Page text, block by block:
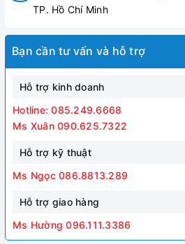
TP. Hồ Chí Minh
Bạn cần tư vấn và hỗ trợ
Hỗ trợ kinh doanh
Hotline: 085.249.6668
Ms Xuân 090.625.7322
Hỗ trợ kỹ thuật
Ms Ngọc 086.8813.289
Hỗ trợ giao hàng
Ms Hường 096.111.3386